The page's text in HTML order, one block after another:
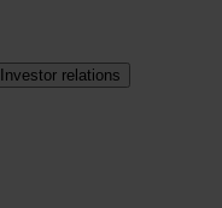
relations